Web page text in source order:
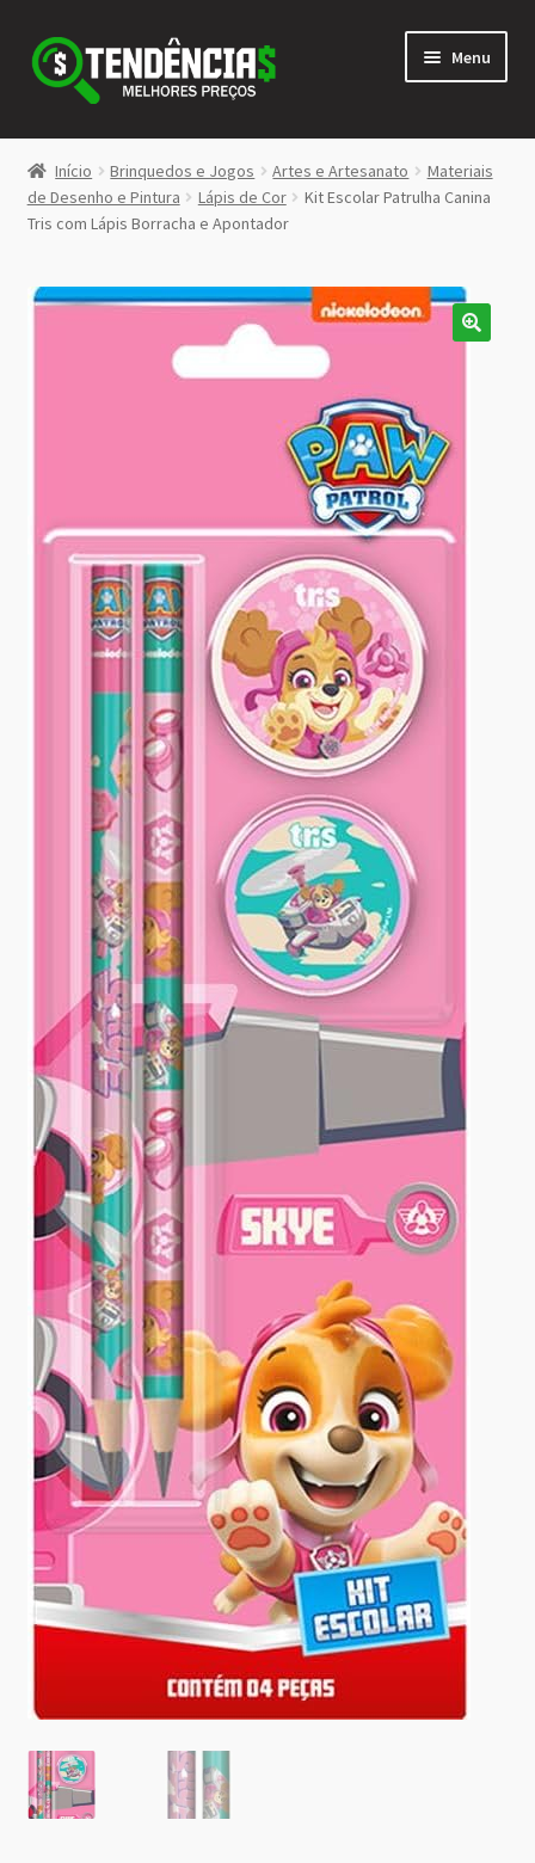
Pular
para
navegação
Pular
para
conteúdo
Menu
LOJA
<>
Início Brinquedos e Jogos Artes e Artesanato
Materiais
de Desenho e Pintura
Lápis de Cor
Kit Escolar Patrulha Canina
Tris com Lápis Borracha e Apontador